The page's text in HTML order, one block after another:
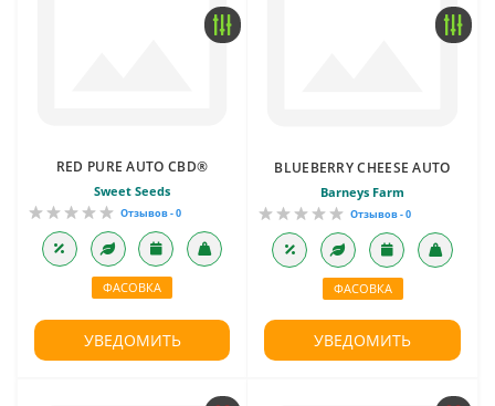
RED PURE AUTO CBD®
Sweet Seeds
Отзывов - 0
ФАСОВКА
УВЕДОМИТЬ
BLUEBERRY CHEESE AUTO
Barneys Farm
Отзывов - 0
ФАСОВКА
УВЕДОМИТЬ